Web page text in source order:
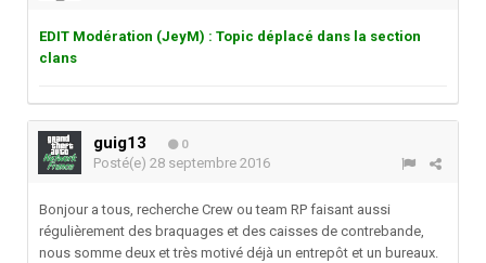
EDIT Modération (JeyM) : Topic déplacé dans la section
clans
guig13 0
Posté(e) 28 septembre 2016
Bonjour a tous, recherche Crew ou team RP faisant aussi
régulièrement des braquages et des caisses de contrebande,
nous somme deux et très motivé déjà un entrepôt et un bureaux.